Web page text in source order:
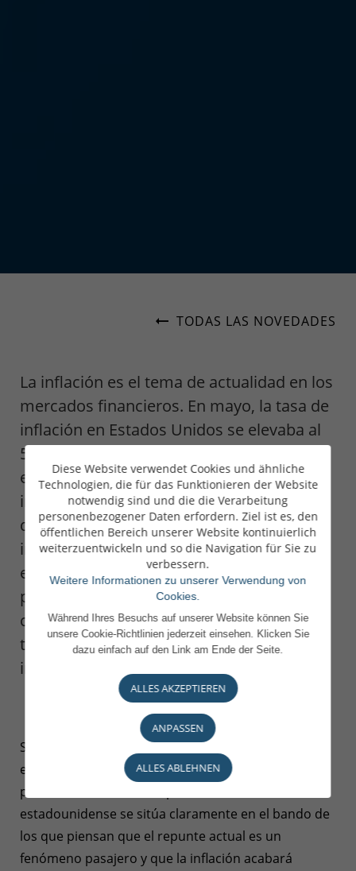
TODAS LAS NOVEDADES
La inflación es el tema de actualidad en los
mercados financieros. En mayo, la tasa de
inflación en Estados Unidos se elevaba al
5%, su nivel más alto desde 2008. Y si
excluimos la energía y los alimentos, la
inflación se situaba en su nivel máximo
desde 1992 (en el 3,8%). Por último, el
indicador preferido de la Reserva Federal,
el deflactor del gasto de consumo
personal, ascendía al 3,6%. Ahora bien, la
cuestión no estriba en saber si la inflación
tiende al alza, puesto que todos los
indicadores así lo muestran.
Se trata más bien de saber si esta tendencia alcista
es algo temporal o duradero. Y los expertos no se
ponen de acuerdo al respecto. El banco central
estadounidense se sitúa claramente en el bando de
los que piensan que el repunte actual es un
fenómeno pasajero y que la inflación acabará
Diese Website verwendet Cookies und ähnliche
Technologien, die für das Funktionieren der Website
notwendig sind und die die Verarbeitung
personenbezogener Daten erfordern. Ziel ist es, den
öffentlichen Bereich unserer Website kontinuierlich
weiterzuentwickeln und so die Navigation für Sie zu
verbessern.
Weitere Informationen zu unserer Verwendung von
Cookies.
Während Ihres Besuchs auf unserer Website können Sie
unsere Cookie-Richtlinien jederzeit einsehen. Klicken Sie
dazu einfach auf den Link am Ende der Seite.
ALLES AKZEPTIEREN
ANPASSEN
ALLES ABLEHNEN